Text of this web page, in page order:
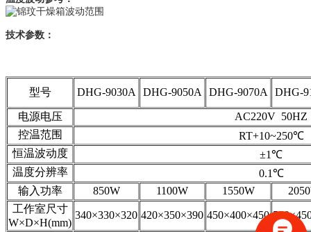
技术参数：
型号 DHG-9030A DHG-9050A DHG-9070A DHG-
电源电压
AC220V 50HZ
控温范围
RT+10~250℃
恒温波动度
±1℃
温度分辨率
0.1℃
输入功率
850W 1100W 1550W
工作室尺寸
W×D×H(mm)
340×330×320 420×350×390 450×400×450